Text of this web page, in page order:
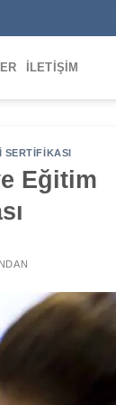
İLETIŞIM
SERTIFIKASI
Eğitim